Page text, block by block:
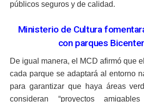
públicos seguros y de calidad.
Ministerio de Cultura
con parques
De igual manera, el MCD afirmó que
cada parque se adaptará al entorno
para garantizar que haya áreas
consideran “proyectos